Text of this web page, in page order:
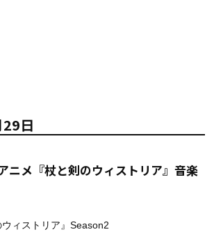
日
ニメ『杖と剣のウィストリア』音楽
ィストリア』Season2